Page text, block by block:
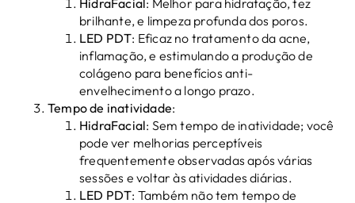
HidraFacial: Melhor para hidratação, tez
brilhante, e limpeza profunda dos poros.
LED PDT: Eficaz no tratamento da acne,
inflamação, e estimulando a produção de
colágeno para benefícios anti-
envelhecimento a longo prazo.
Tempo de inatividade:
HidraFacial: Sem tempo de inatividade; você
pode ver melhorias perceptíveis
frequentemente observadas após várias
sessões e voltar às atividades diárias.
LED PDT: Também não tem tempo de